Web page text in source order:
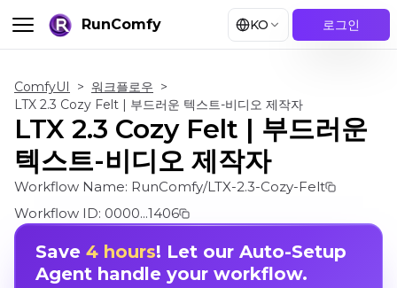
RunComfy KO 로그인
ComfyUI > 워크플로우 >
LTX 2.3 Cozy Felt | 부드러운 텍스트-비디오 제작자
LTX 2.3 Cozy Felt | 부드러운
텍스트-비디오 제작자
Workflow Name: RunComfy/LTX-2.3-Cozy-Felt
Workflow ID: 0000...1406
Save 4 hours! Let our Auto-Setup
Agent handle your workflow.